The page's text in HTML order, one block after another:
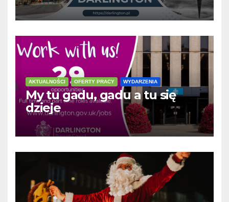
AKTUALNOŚCI OFERTY PRACY WYDARZENIA
My tu gadu, gadu a tu się
dzieje